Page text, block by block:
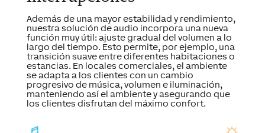
Además de una mayor estabilidad y rendimiento,
nuestra solución de audio incorpora una nueva
función muy útil: ajuste gradual del volumen a lo
largo del tiempo. Esto permite, por ejemplo, una
transición suave entre diferentes habitaciones o
estancias. En locales comerciales, el ambiente
se adapta a los clientes con un cambio
progresivo de música, volumen e iluminación,
manteniendo así el ambiente y asegurando que
los clientes disfrutan del máximo confort.